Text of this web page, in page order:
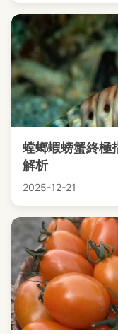
螳螂蝦螃蟹終極
解析
2025-12-21